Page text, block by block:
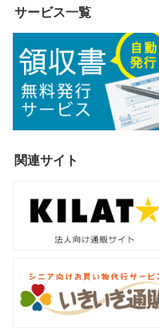
サービス一覧
関連サイト